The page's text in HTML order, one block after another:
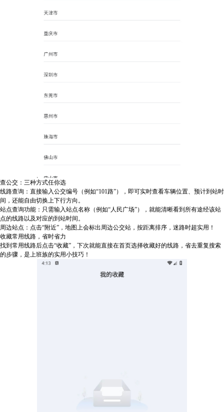
查公交：三种方式任你选
线路查询：直接输入公交编号（例如“101路”），即可实时查看车辆位置、预计到站时
间，还能自由切换上下行方向。
站点查询功能：只需输入站点名称（例如“人民广场”），就能清晰看到所有途经该站
点的线路以及对应的到站时间。
周边站点：点击“附近”，地图上会标出周边公交站，按距离排序，迷路时超实用！
收藏常用线路，省时省力
找到常用线路后点击“收藏”，下次就能直接在首页选择收藏好的线路，省去重复搜索
的步骤，是上班族的实用小技巧！